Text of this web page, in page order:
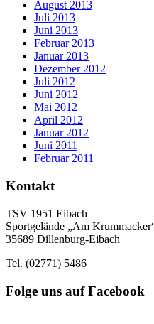
August 2013
Juli 2013
Juni 2013
Februar 2013
Januar 2013
Dezember 2012
Juli 2012
Juni 2012
Mai 2012
April 2012
Januar 2012
Juni 2011
Februar 2011
Kontakt
TSV 1951 Eibach
Sportgelände „Am
35689 Dillenburg-Eibach
Tel. (02771) 5486
Folge uns auf Facebook